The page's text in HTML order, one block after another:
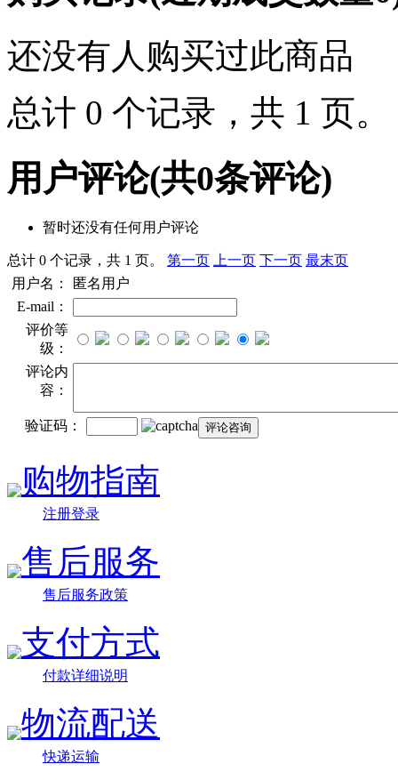
还没有人购买过此商品
总计 0 个记录，共 1 页。
用户评论(共0条评论)
暂时还没有任何用户评论
总计 0 个记录，共 1 页。 第一页 上一页 下一页 最末页
用户名：
匿名用户
E-mail：
评价等
级：
评论内
容：
验证码：
购物指南
注册登录
售后服务
售后服务政策
支付方式
付款详细说明
物流配送
快递运输